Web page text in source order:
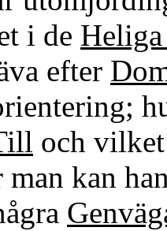
i de
efter
och
man kan